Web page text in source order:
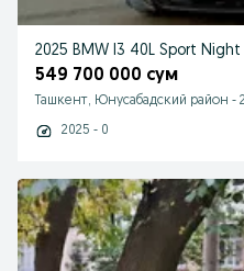
2025 BMW I3 40L Sport Night
549 700 000 сум
Ташкент, Юнусабадский район -
2025 - 0